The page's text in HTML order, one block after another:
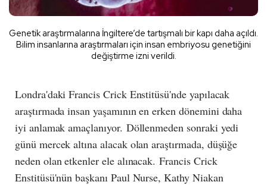
Genetik araştırmalarına İngiltere’de tartışmalı bir kapı daha açıldı.
Bilim insanlarına araştırmaları için insan embriyosu genetiğini
değiştirme izni verildi.
Londra'daki Francis Crick Enstitüsü'nde yapılacak
araştırmada insan yaşamının en erken dönemini daha
iyi anlamak amaçlanıyor. Döllenmeden sonraki yedi
günü mercek altına alacak olan araştırmada, düşüğe
neden olan etkenler ele alınacak. Francis Crick
Enstitüsü'nün başkanı Paul Nurse, Kathy Niakan